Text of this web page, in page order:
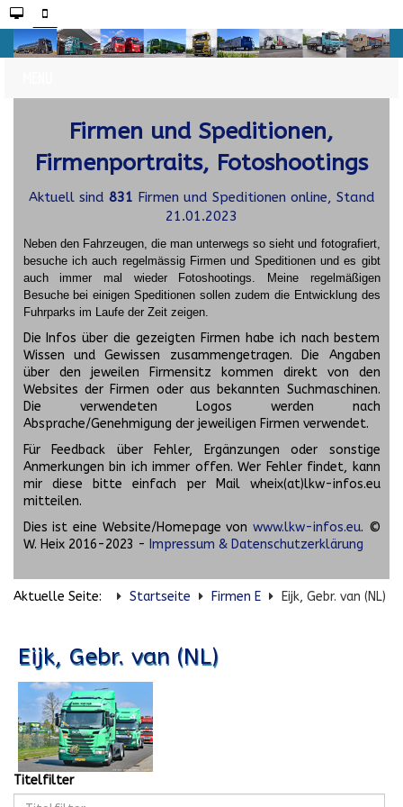
Firmen und Speditionen,
Firmenportraits, Fotoshootings
Aktuell sind 831 Firmen und Speditionen online, Stand
21.01.2023
Neben den Fahrzeugen, die man unterwegs so sieht und fotografiert,
besuche ich auch regelmässig Firmen und Speditionen und es gibt
auch immer mal wieder Fotoshootings.
Meine regelmäßigen
Besuche bei einigen Speditionen sollen zudem die Entwicklung des
Fuhrparks im Laufe der Zeit zeigen.
Die Infos über die gezeigten Firmen habe ich nach bestem
Wissen und Gewissen zusammengetragen. Die Angaben
über den jeweilen Firmensitz kommen direkt von den
Websites der Firmen oder aus bekannten Suchmaschinen.
Die verwendeten Logos werden nach
Absprache/Genehmigung der jeweiligen Firmen verwendet.
Für Feedback über Fehler, Ergänzungen oder sonstige
Anmerkungen bin ich immer offen. Wer Fehler findet, kann
mir diese bitte einfach per Mail wheix(at)lkw-infos.eu
mitteilen.
Dies ist eine Website/Homepage von www.lkw-infos.eu. ©
W. Heix 2016-2023 - Impressum & Datenschutzerklärung
Aktuelle Seite: Startseite Firmen E Eijk, Gebr. van (NL)
Eijk, Gebr. van (NL)
Titelfilter